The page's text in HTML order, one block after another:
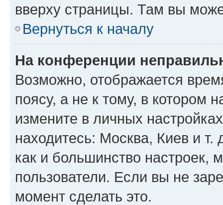
вверху страницы. Там вы
Вернуться к началу
На конференции
Возможно, отображается
поясу, а не к тому, в котором
измените в личных
находитесь: Москва, Киев и т.
как и большинство настроек,
пользователи. Если вы не
момент сделать это.